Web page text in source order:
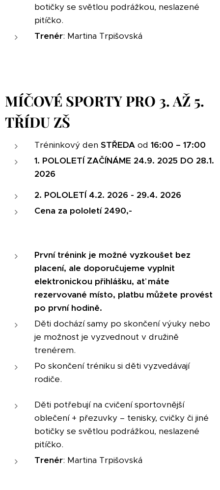
botičky se světlou podrážkou, neslazené
pitíčko.
Trenér: Martina Trpišovská
MÍČOVÉ SPORTY PRO 3. AŽ 5.
TŘÍDU ZŠ
Tréninkový den STŘEDA od 16:00 – 17:00
1. POLOLETÍ ZAČÍNÁME 24.9. 2025 DO 28.1.
2026
2. POLOLETÍ 4.2. 2026 - 29.4. 2026
Cena za pololetí 2490,-
První trénink je možné vyzkoušet bez
placení, ale doporučujeme vyplnit
elektronickou přihlášku, ať máte
rezervované místo, platbu můžete provést
po první hodině.
Děti dochází samy po skončení výuky nebo
je možnost je vyzvednout v družině
trenérem.
Po skončení tréniku si děti vyzvedávají
rodiče.
Děti potřebují na cvičení sportovnější
oblečení + přezuvky – tenisky, cvičky či jiné
botičky se světlou podrážkou, neslazené
pitíčko.
Trenér: Martina Trpišovská